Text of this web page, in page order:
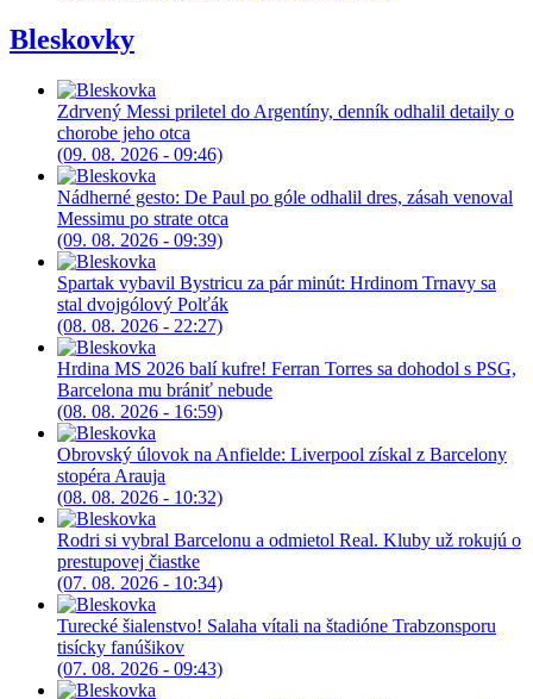
Bleskovky
Zdrvený Messi priletel do Argentíny, denník odhalil detaily o
chorobe jeho otca
(09. 08. 2026 - 09:46)
Nádherné gesto: De Paul po góle odhalil dres, zásah venoval
Messimu po strate otca
(09. 08. 2026 - 09:39)
Spartak vybavil Bystricu za pár minút: Hrdinom Trnavy sa
stal dvojgólový Polťák
(08. 08. 2026 - 22:27)
Hrdina MS 2026 balí kufre! Ferran Torres sa dohodol s PSG,
Barcelona mu brániť nebude
(08. 08. 2026 - 16:59)
Obrovský úlovok na Anfielde: Liverpool získal z Barcelony
stopéra Arauja
(08. 08. 2026 - 10:32)
Rodri si vybral Barcelonu a odmietol Real. Kluby už rokujú o
prestupovej čiastke
(07. 08. 2026 - 10:34)
Turecké šialenstvo! Salaha vítali na štadióne Trabzonsporu
tisícky fanúšikov
(07. 08. 2026 - 09:43)